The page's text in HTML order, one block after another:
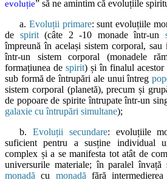
evoluție” să ne amintim că evoluțiile
a. Evoluții primare: sunt evoluțiile
de spirit(câte 2 -10 monade într-un
împreună în același sistem corporal,
într-un sistem corporal (monadele
formațiunea de spirit) și în finalul acestor
sub formă de întrupări ale unui întreg
sistem corporal (planetă), precum și
de popoare de spirite întrupate într-un
galaxie cu întrupări simultane);
b. Evoluții secundare: evoluțiile
suficient pentru a susține individual
complex și a se manifesta tot atât de
universurile materiale; în paralel învață
monadă cu monadă fără